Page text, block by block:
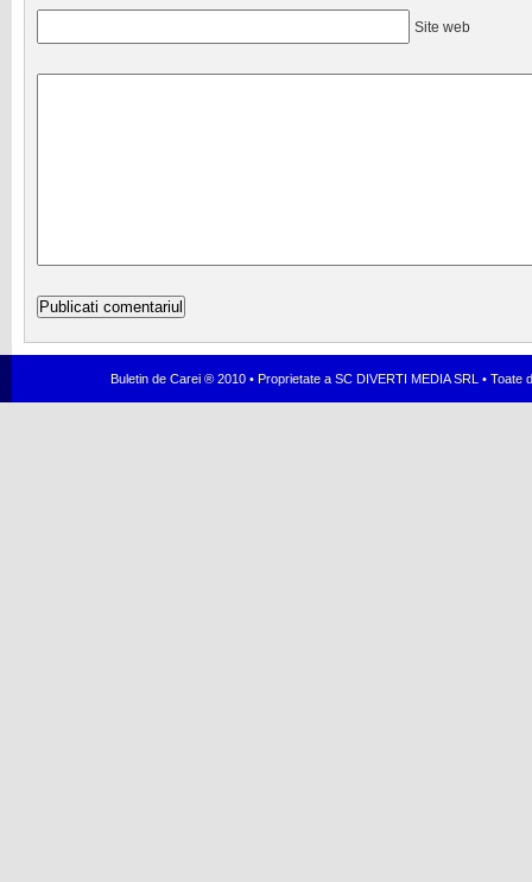
Site web
Buletin de Carei ® 2010 • Proprietate a SC DIVERTI MEDIA SRL •